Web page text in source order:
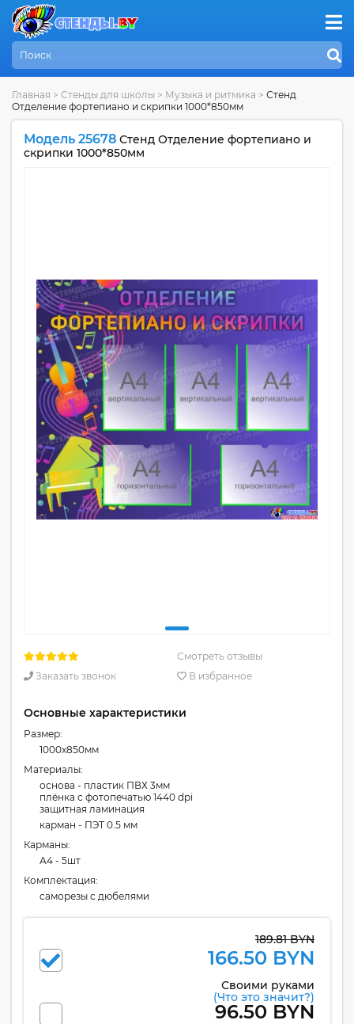
Главная > Стенды для школы > Музыка и ритмика > Стенд
Отделение фортепиано и скрипки 1000*850мм
Модель 25678 Стенд Отделение фортепиано и
скрипки 1000*850мм
Смотреть отзывы
Заказать звонок
В избранное
Основные характеристики
Размер:
1000x850мм
Материалы:
основа - пластик ПВХ 3мм
плёнка с фотопечатью 1440 dpi
защитная ламинация
карман - ПЭТ 0.5 мм
Карманы:
А4 - 5шт
Комплектация:
cаморезы с дюбелями
189.81 BYN
166.50 BYN
Своими руками
(Что это значит?)
96.50 BYN